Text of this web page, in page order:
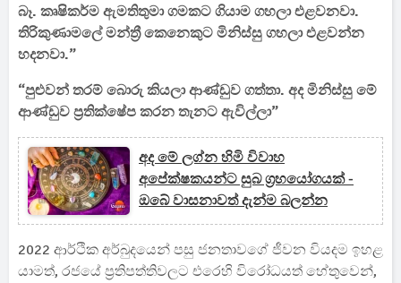
බෑ. කෘෂිකර්ම ඇමතිතුමා ගමකට ගියාම ගහලා එළවනවා.
තිරිකුණාමලේ මන්ත්‍රී කෙනෙකුට මිනිස්සු ගහලා එළවන්න
හදනවා.”
“පුළුවන් තරම් බොරු කියලා ආණ්ඩුව ගත්තා. අද මිනිස්සු මේ
ආණ්ඩුව ප්‍රතික්ෂේප කරන තැනට ඇවිල්ලා”
අද මේ ලග්න හිමි විවාහ
අපේක්ෂකයන්ට සුබ ග්‍රහයෝගයක් -
ඔබේ වාසනාවත් දැන්ම බලන්න
2022 ආර්ථික අර්බුදයෙන් පසු ජනතාවගේ ජීවන වියදම ඉහළ
යාමත්, රජයේ ප්‍රතිපත්තිවලට එරෙහි විරෝධයත් හේතුවෙන්,